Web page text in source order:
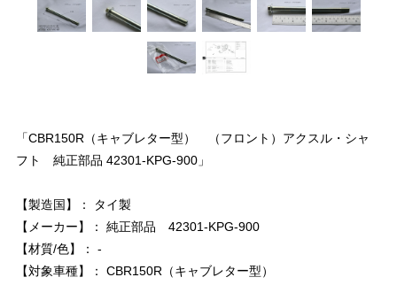
「CBR150R（キャブレター型） （フロント）アクスル・シャ
フト 純正部品 42301-KPG-900」
【製造国】： タイ製
【メーカー】： 純正部品 42301-KPG-900
【材質/色】： -
【対象車種】： CBR150R（キャブレター型）